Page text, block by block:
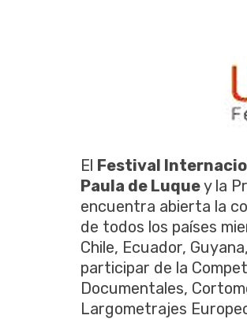
El Festival
Paula de Luquey la
encuentra abierta la
de todos los países
Chile, Ecuador,
participar de la
Documentales,
Largometrajes